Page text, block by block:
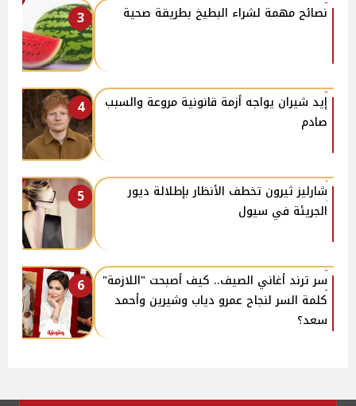
3 نصائح مهمة لشراء البطيخ بطريقة صحية
4
إيد شيران يواجه أزمة قانونية مروعة والسبب
صادم
5
شارليز ثيرون تخطف الأنظار بإطلالة ديور
الجريئة في سيول
6
سر ترند أغاني الصيف.. كيف أصبحت "اللازمة"
كلمة السر لنجاح عمرو دياب وشيرين وأحمد
سعد؟